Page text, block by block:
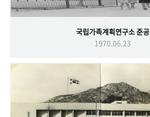
국립가족계획연구소 준공
1970.06.23